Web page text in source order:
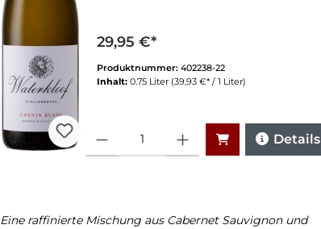
29,95 €*
Produktnummer: 402238-22
Inhalt: 0.75 Liter (39,93 €* / 1 Liter)
Details
Eine raffinierte Mischung aus Cabernet Sauvignon und